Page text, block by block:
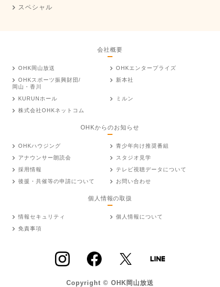
スペシャル
会社概要
OHK岡山放送
OHKエンタープライズ
OHKスポーツ振興財団/
岡山・香川
新本社
KURUNホール
ミルン
株式会社OHKネットコム
OHKからのお知らせ
OHKハウジング
青少年向け推奨番組
アナウンサー朗読会
スタジオ見学
採用情報
テレビ視聴データについて
後援・共催等の申請について
お問い合わせ
個人情報の取扱
情報セキュリティ
個人情報について
免責事項
Copyright © OHK岡山放送